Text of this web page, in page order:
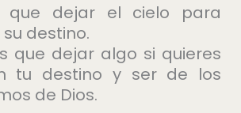
que dejar el cielo para
destino.
que dejar algo si quieres
tu destino y ser de los
de Dios.